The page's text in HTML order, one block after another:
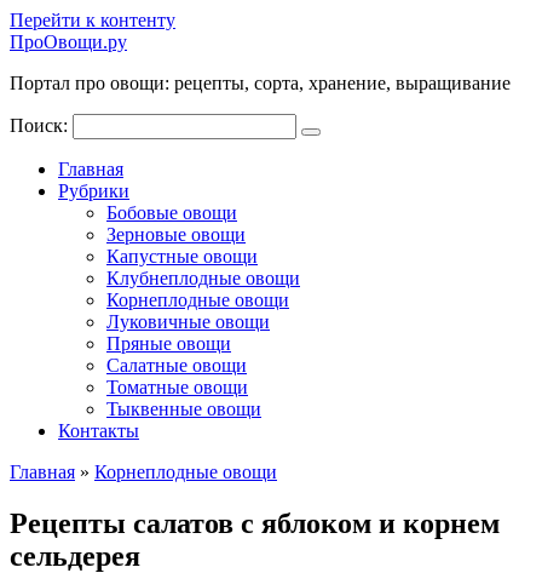
Перейти к контенту
ПроОвощи.ру
Портал про овощи: рецепты, сорта, хранение, выращивание
Поиск:
Главная
Рубрики
Бобовые овощи
Зерновые овощи
Капустные овощи
Клубнеплодные овощи
Корнеплодные овощи
Луковичные овощи
Пряные овощи
Салатные овощи
Томатные овощи
Тыквенные овощи
Контакты
Главная » Корнеплодные овощи
Рецепты салатов с яблоком и корнем
сельдерея